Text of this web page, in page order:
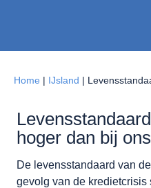
Home | IJsland |
hoger dan bij ons
De levensstandaard van
gevolg van de kredietcrisis